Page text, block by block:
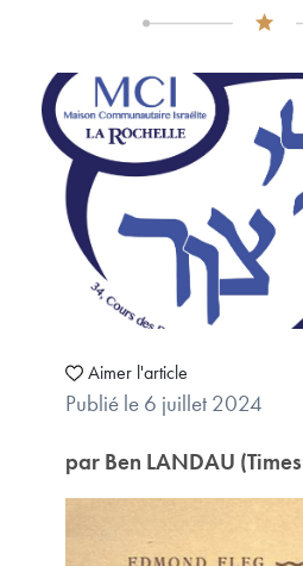
Aimer l'article
Publié le 6 juillet 2024
par Ben LANDAU